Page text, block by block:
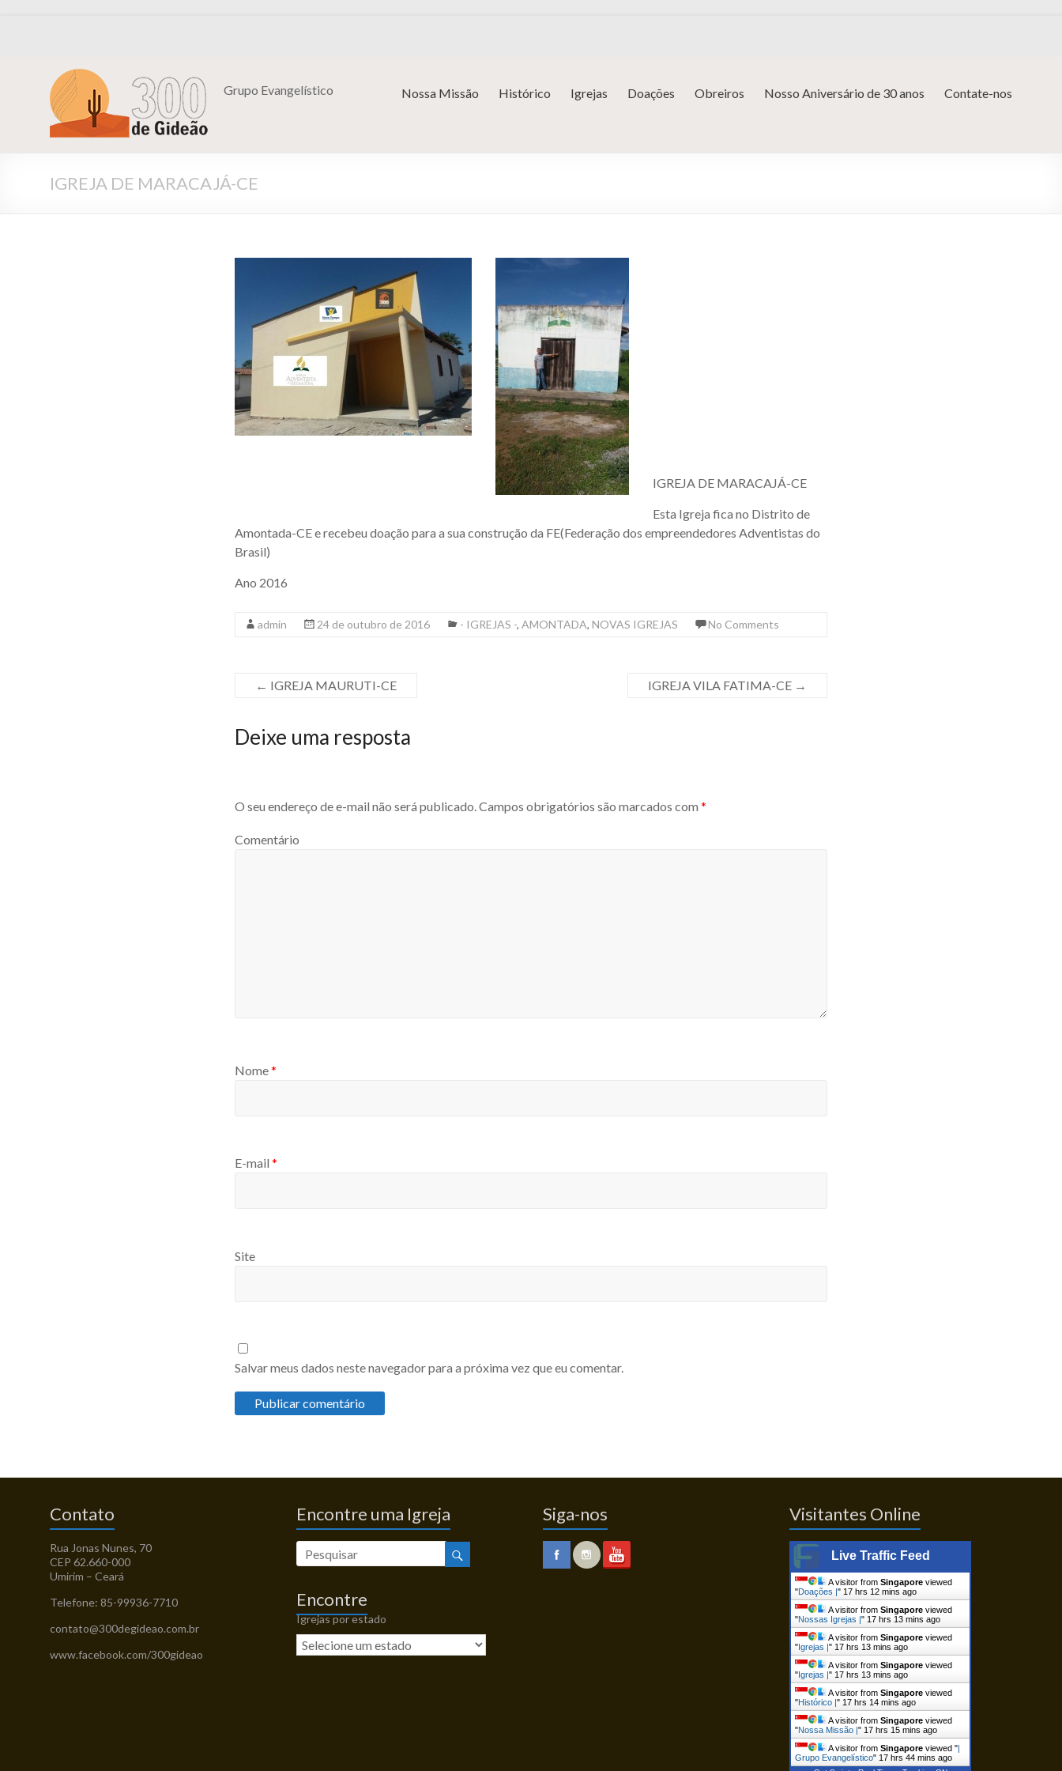
Grupo Evangelístico Nossa Missão Histórico Igrejas Doações Obreiros Nosso Aniversário de 30 anos Contate-nos
IGREJA DE MARACAJÁ-CE
IGREJA DE MARACAJÁ-CE
Esta Igreja fica no Distrito de
Amontada-CE e recebeu doação para a sua construção da FE(Federação dos empreendedores Adventistas do
Brasil)
Ano 2016
admin 24 de outubro de 2016 - IGREJAS -, AMONTADA, NOVAS IGREJAS No Comments
← IGREJA MAURUTI-CE IGREJA VILA FATIMA-CE →
Deixe uma resposta
O seu endereço de e-mail não será publicado.Campos obrigatórios são marcados com *
Comentário
Nome*
E-mail *
Site
Salvar meus dados neste navegador para a próxima vez que eu comentar.
Contato
Rua Jonas Nunes, 70
CEP 62.660-000
Umirim – Ceará
Telefone: 85-99936-7710
contato@300degideao.com.br
www.facebook.com/300gideao
Encontre uma Igreja
Encontre
Igrejas por estado
Siga-nos Visitantes Online
Live Traffic Feed
A visitor from Singapore viewed
"Doações | " 17 hrs 12 mins ago
A visitor from Singapore viewed
"Nossas Igrejas | " 17 hrs 13 mins ago
A visitor from Singapore viewed
" Igrejas | " 17 hrs 13 mins ago
A visitor from Singapore viewed
" Igrejas | " 17 hrs 13 mins ago
A visitor from Singapore viewed
"Histórico | " 17 hrs 14 mins ago
A visitor from Singapore viewed
"Nossa Missão | " 17 hrs 15 mins ago
A visitor from Singapore viewed "
Grupo Evangelístico" 17 hrs 44 mins ago